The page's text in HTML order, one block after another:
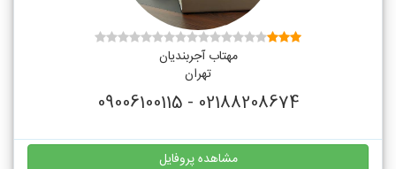
مهتاب آجربندیان
تهران
02188208674 - 09006100115
مشاهده پروفایل